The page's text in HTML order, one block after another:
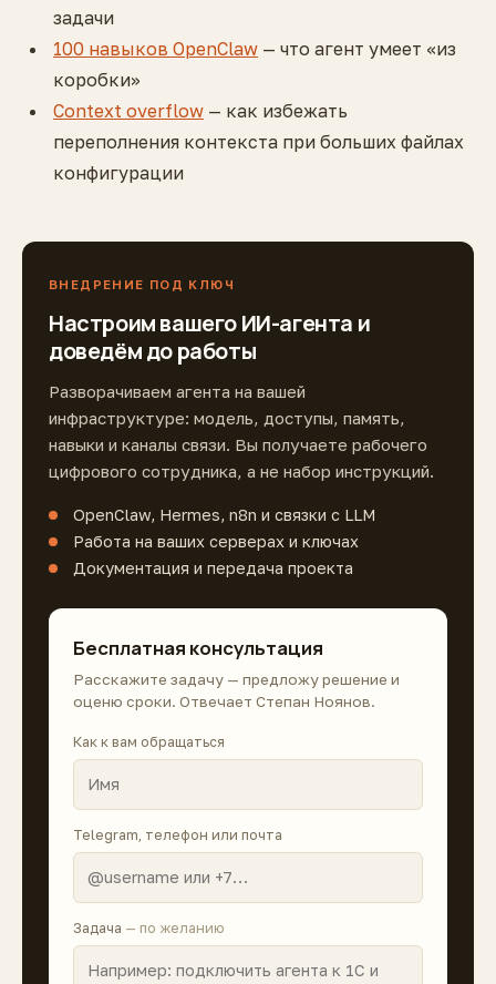
задачи
100 навыков OpenClaw — что агент умеет «из
коробки»
Context overflow — как избежать
переполнения контекста при больших файлах
конфигурации
ВНЕДРЕНИЕ ПОД КЛЮЧ
Настроим вашего ИИ-агента и
доведём до работы
Разворачиваем агента на вашей
инфраструктуре: модель, доступы, память,
навыки и каналы связи. Вы получаете рабочего
цифрового сотрудника, а не набор инструкций.
OpenClaw, Hermes, n8n и связки с LLM
Работа на ваших серверах и ключах
Документация и передача проекта
Бесплатная консультация
Расскажите задачу — предложу решение и
оценю сроки. Отвечает Степан Ноянов.
Как к вам обращаться
Telegram, телефон или почта
Задача — по желанию